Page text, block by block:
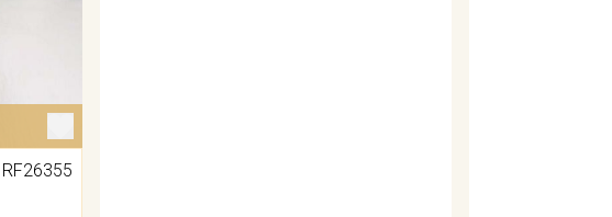
RF26355